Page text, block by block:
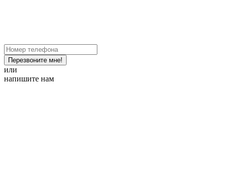
Перезвоните мне!
или
напишите нам